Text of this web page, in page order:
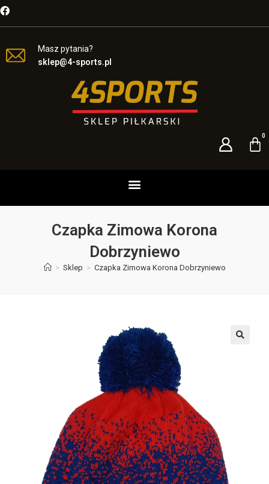
Masz pytania?
sklep@4-sports.pl
Czapka Zimowa Korona
Dobrzyniewo
> Sklep > Czapka Zimowa Korona Dobrzyniewo